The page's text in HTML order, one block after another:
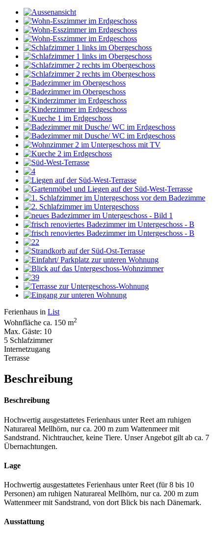
Ferienhaus in List
Wohnfläche ca. 150 m2
Max. Gäste: 10
5 Schlafzimmer
Internetzugang
Terrasse
Beschreibung
Beschreibung
Hochwertig ausgestattetes Ferienhaus unter Reet am ruhigen
Naturareal Mellhörn, nur ca. 200 m zum Wattenmeer mit
Sandstrand. Nichtraucher, keine Tiere. Unser Angebot gilt ab ca. 7
Übernachtungen.
Lage
Hochwertig ausgestattetes Ferienhaus unter Reet (für 8 bis 10
Personen) am ruhigen Naturareal Mellhörn, nur ca. 200 m zum
Wattenmeer mit Sandstrand, von dort Blick bis nach Dänemark.
Ausstattung